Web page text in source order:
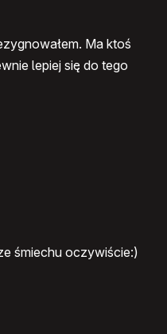
Ma ktoś
lepiej się do tego
śmiechu oczywiście:)